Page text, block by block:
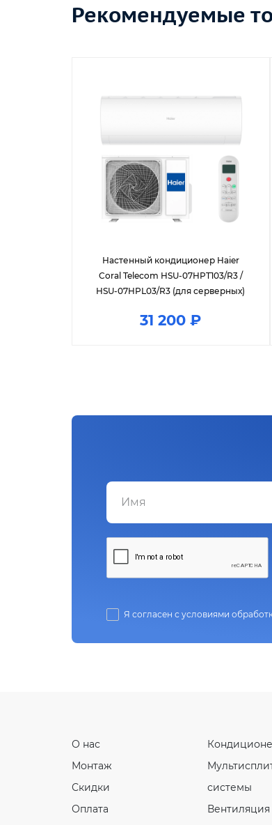
Рекомендуемые
Настенный кондиционер Haier
Coral Telecom HSU-07HPT103/R3 /
HSU-07HPL03/R3 (для серверных)
31 200 ₽
Я согласен с условиями
О нас
Монтаж
Скидки
Оплата
системы
Вентиляция